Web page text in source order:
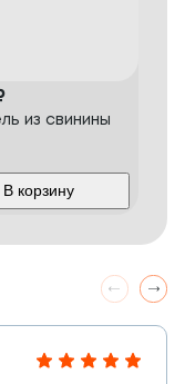
из свинины
В корзину